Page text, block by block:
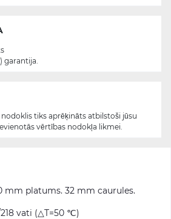
mm platums. 32 mm caurules.
vati (△T=50 ℃)
garantija.
tiks aprēķināts atbilstoši jūsu
vērtības nodokļa likmei.